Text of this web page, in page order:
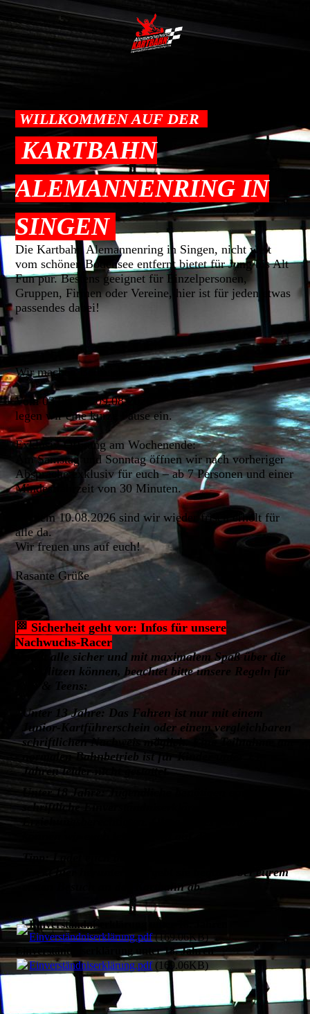
WILLKOMMEN AUF DER
KARTBAHN
ALEMANNENRING IN
SINGEN
Die Kartbahn Alemannenring in Singen, nicht weit
vom schönen Bodensee entfernt bietet für Jung bis Alt
Fun pur. Bestens geeignet für Einzelpersonen,
Gruppen, Firmen oder Vereine, hier ist für jeden etwas
passendes dabei!
Wir machen Betriebsferien!
Vom 03.08. bis 09.08.2026
legen wir eine kurze Pause ein.
Exklusiv-Öffnung am Wochenende:
Am Samstag und Sonntag öffnen wir nach vorheriger
Absprache exklusiv für euch – ab 7 Personen und einer
Mindestfahrzeit von 30 Minuten.
Ab dem 10.08.2026 sind wir wieder frisch erholt für
alle da.
Wir freuen uns auf euch!
Rasante Grüße
🏁 Sicherheit geht vor: Infos für unsere
Nachwuchs-Racer
Damit alle sicher und mit maximalem Spaß über die
Piste flitzen können, beachtet bitte unsere Regeln für
Kids & Teens:
Unter 13 Jahre: Das Fahren ist nur mit einem
Junior-Kartführerschein oder einem vergleichbaren
schriftlichen Nachweis möglich. Eine Teilnahme am
normalen Bahnbetrieb ist für Kinder unter 13
Jahren leider nicht gestattet.
Unter 18 Jahre: Jugendliche benötigen eine
schriftliche Einverständniserklärung der
Tipp: Ladet euch die Dauereinverständniserklärung
direkt hier herunter und gebt sie bequem bei eurem
ersten Besuch an der Kartbahn ab.
Einverständniserklärung unter 18. Jahren
Einverständniserklärung.pdf(169.06KB)
Einverständniserklärung unter 18. Jahren
Einverständniserklärung.pdf(169.06KB)